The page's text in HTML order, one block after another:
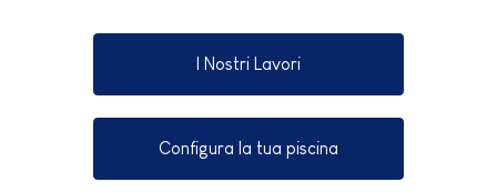
I Nostri Lavori
Configura la tua piscina